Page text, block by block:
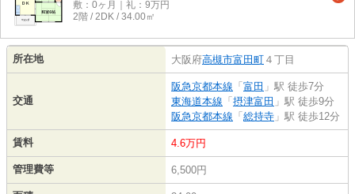
敷：0ヶ月｜礼：9万円
2階 / 2DK / 34.00㎡
所在地 大阪府高槻市富田町 ４丁目
交通
阪急京都本線 「 富田 」駅 徒歩7分
東海道本線 「 摂津富田 」駅 徒歩9分
阪急京都本線 「 総持寺 」駅 徒歩12分
賃料 4.6万円
管理費等 6,500円